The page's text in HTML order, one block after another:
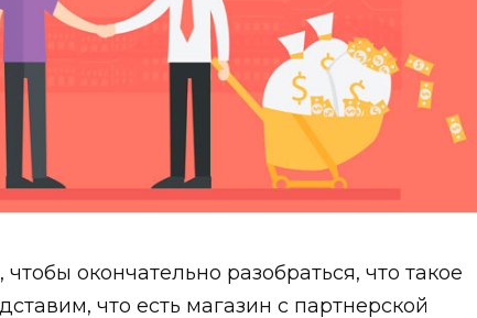
окончательно разобраться, что такое
что есть магазин с партнерской